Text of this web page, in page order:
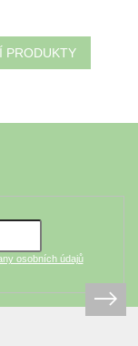
a...
PRODUKTY
osobních údajů